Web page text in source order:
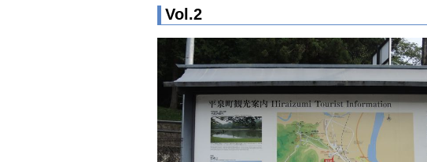
Vol.2